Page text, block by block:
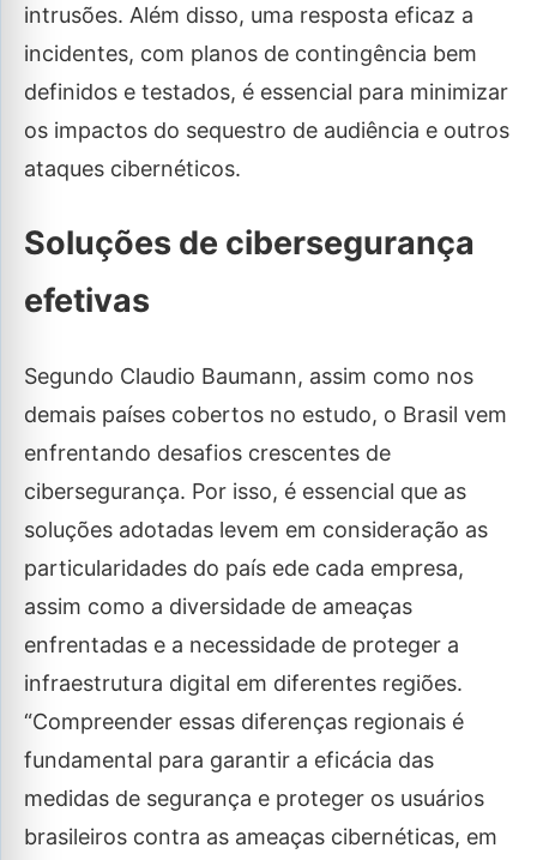
intrusões. Além disso, uma resposta eficaz a
incidentes, com planos de contingência bem
definidos e testados, é essencial para minimizar
os impactos do sequestro de audiência e outros
ataques cibernéticos.
Soluções de cibersegurança
efetivas
Segundo Claudio Baumann, assim como nos
demais países cobertos no estudo, o Brasil vem
enfrentando desafios crescentes de
cibersegurança. Por isso, é essencial que as
soluções adotadas levem em consideração as
particularidades do país ede cada empresa,
assim como a diversidade de ameaças
enfrentadas e a necessidade de proteger a
infraestrutura digital em diferentes regiões.
“Compreender essas diferenças regionais é
fundamental para garantir a eficácia das
medidas de segurança e proteger os usuários
brasileiros contra as ameaças cibernéticas, em